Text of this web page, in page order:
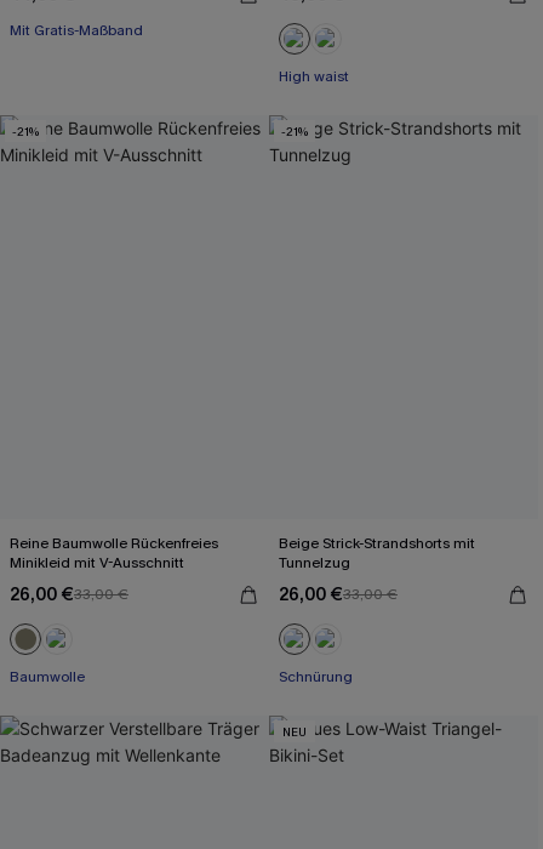
Mit Gratis-Maßband
High waist
-21%
Reine Baumwolle Rückenfreies
Minikleid mit V-Ausschnitt
26,00 €33,00 €
Baumwolle
-21%
Beige Strick-Strandshorts mit
Tunnelzug
26,00 €33,00 €
Schnürung
NEU